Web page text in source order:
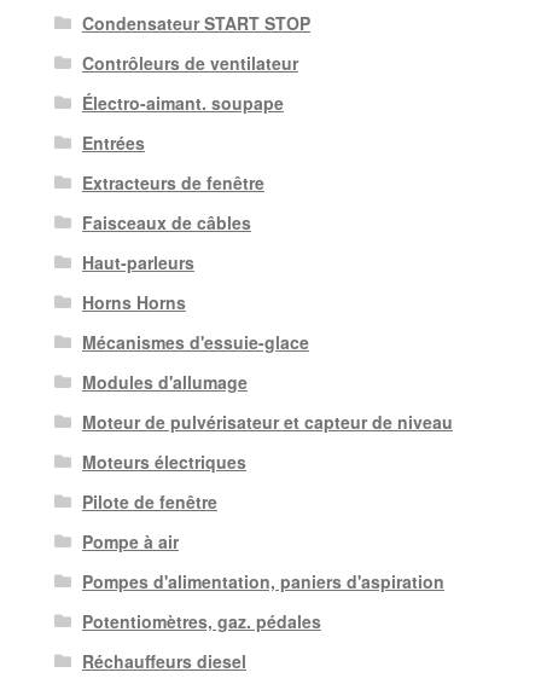
Condensateur START STOP
Contrôleurs de ventilateur
Électro-aimant. soupape
Entrées
Extracteurs de fenêtre
Faisceaux de câbles
Haut-parleurs
Horns Horns
Mécanismes d'essuie-glace
Modules d'allumage
Moteur de pulvérisateur et capteur de niveau
Moteurs électriques
Pilote de fenêtre
Pompe à air
Pompes d'alimentation, paniers d'aspiration
Potentiomètres, gaz. pédales
Réchauffeurs diesel